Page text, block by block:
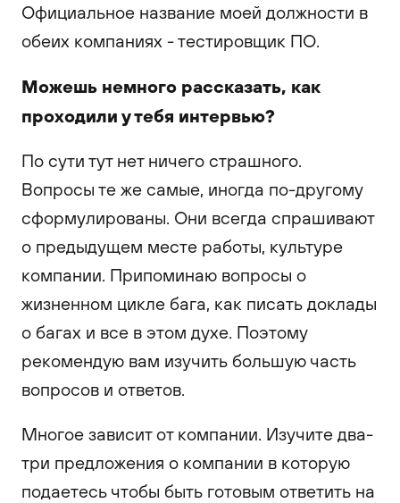
Официальное название моей должности в
обеих компаниях - тестировщик ПО.
Можешь немного рассказать, как
проходили у тебя интервью?
По сути тут нет ничего страшного.
Вопросы те же самые, иногда по-другому
сформулированы. Они всегда спрашивают
о предыдущем месте работы, культуре
компании. Припоминаю вопросы о
жизненном цикле бага, как писать доклады
о багах и все в этом духе. Поэтому
рекомендую вам изучить большую часть
вопросов и ответов.
Многое зависит от компании. Изучите два-
три предложения о компании в которую
подаетесь чтобы быть готовым ответить на